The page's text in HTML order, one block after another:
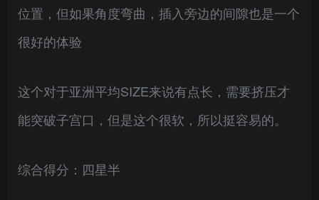
位置，但如果角度弯曲，插入旁边的间隙也是一个
很好的体验
这个对于亚洲平均SIZE来说有点长，需要挤压才
能突破子宫口，但是这个很软，所以挺容易的。
综合得分：四星半